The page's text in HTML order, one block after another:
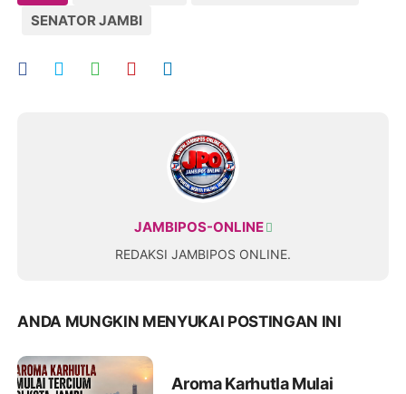
SENATOR JAMBI
JAMBIPOS-ONLINE
REDAKSI JAMBIPOS ONLINE.
ANDA MUNGKIN MENYUKAI POSTINGAN INI
Aroma Karhutla Mulai